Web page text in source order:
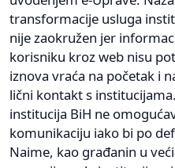
transformacije usluga
nije zaokružen jer
korisniku kroz web nisu
iznova vraća na početak i
lični kontakt s
institucija BiH ne
komunikaciju iako bi po
Naime, kao građanin u